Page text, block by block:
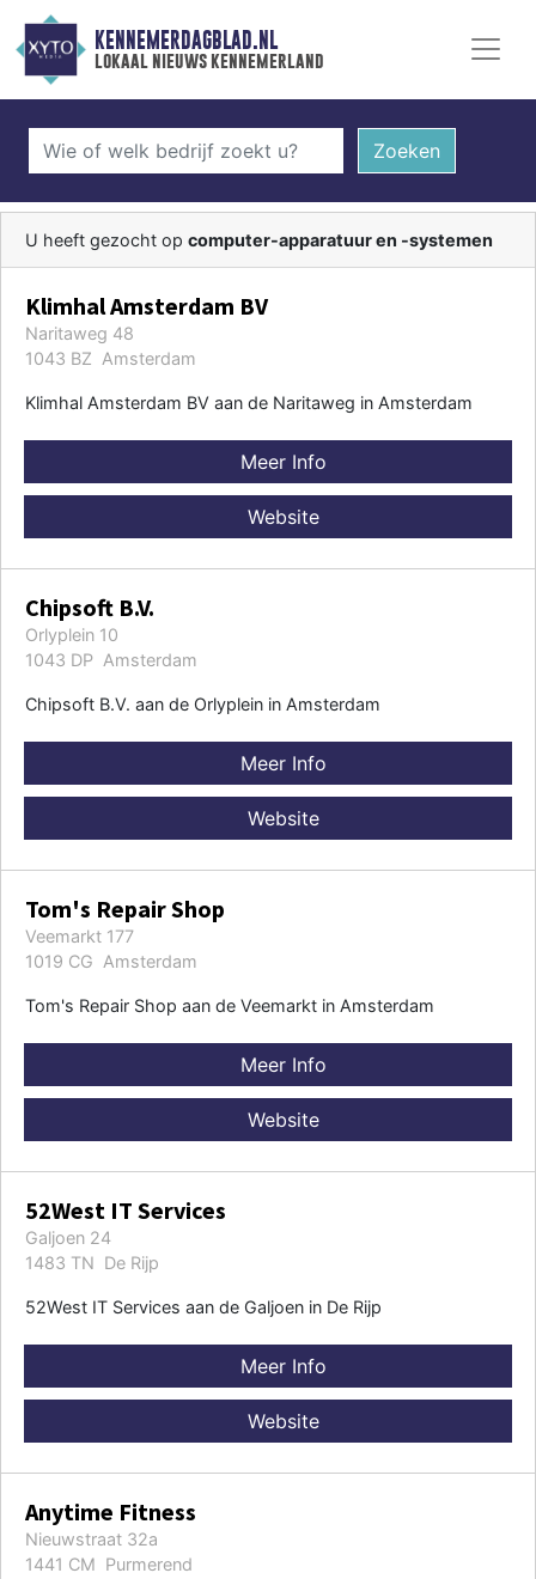
KENNEMERDAGBLAD.NL
lokaal nieuws kennemerland
Zoeken
U heeft gezocht op computer-apparatuur en -systemen
Klimhal Amsterdam BV
Naritaweg 48
1043 BZ Amsterdam
Klimhal Amsterdam BV aan de Naritaweg in Amsterdam
Meer Info
Website
Chipsoft B.V.
Orlyplein 10
1043 DP Amsterdam
Chipsoft B.V. aan de Orlyplein in Amsterdam
Meer Info
Website
Tom's Repair Shop
Veemarkt 177
1019 CG Amsterdam
Tom's Repair Shop aan de Veemarkt in Amsterdam
Meer Info
Website
52West IT Services
Galjoen 24
1483 TN De Rijp
52West IT Services aan de Galjoen in De Rijp
Meer Info
Website
Anytime Fitness
Nieuwstraat 32a
1441 CM Purmerend